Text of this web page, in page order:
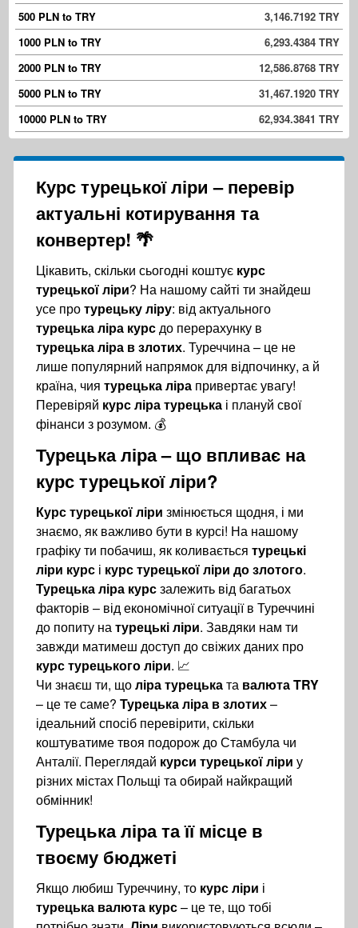
500 PLN to TRY
3,146.7192 TRY
1000 PLN to TRY
6,293.4384 TRY
2000 PLN to TRY
12,586.8768 TRY
5000 PLN to TRY
31,467.1920 TRY
10000 PLN to TRY
62,934.3841 TRY
Курс турецької ліри – перевір
актуальні котирування та
конвертер! 🌴
Цікавить, скільки сьогодні коштує курс
турецької ліри? На нашому сайті ти знайдеш
усе протурецьку ліру: від актуального
турецька ліра курсдо перерахунку в
турецька ліра в злотих. Туреччина – це не
лише популярний напрямок для відпочинку, а й
країна, чия турецька ліра привертає увагу!
Перевіряй курс ліра турецька і плануй свої
фінанси з розумом. 💰
Турецька ліра– що впливає на
курс турецької ліри?
Курс турецької ліри змінюється щодня, і ми
знаємо, як важливо бути в курсі! На нашому
графіку ти побачиш, як коливається турецькі
ліри курс і курс турецької ліри до злотого.
Турецька ліра курсзалежить від багатьох
факторів – від економічної ситуації в Туреччині
до попиту натурецькі ліри. Завдяки нам ти
завжди матимеш доступ до свіжих даних про
курс турецького ліри. 📈
Чи знаєш ти, щоліра турецьката валюта TRY
– це те саме? Турецька ліра в злотих–
ідеальний спосіб перевірити, скільки
коштуватиме твоя подорож до Стамбула чи
Анталії. Переглядай курси турецької ліри у
різних містах Польщі та обирай найкращий
обмінник!
Турецька лірата її місце в
твоєму бюджеті
Якщо любиш Туреччину, то курс ліри і
турецька валюта курс– це те, що тобі